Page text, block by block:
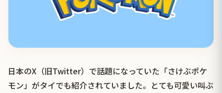
日本のX（旧Twitter）で話題になっていた「さけぶポケ
モン」がタイでも紹介されていました。とても可愛い叫ぶ